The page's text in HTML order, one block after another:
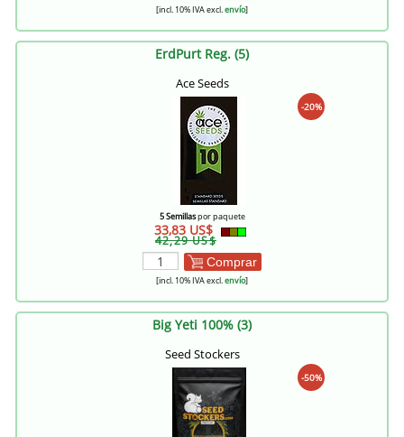
[incl. 10% IVA excl.envío]
ErdPurt Reg. (5)
Ace Seeds
-20%
5 Semillaspor paquete
33,83 US$
42,29 US$
Comprar
[incl. 10% IVA excl.envío]
Big Yeti 100% (3)
Seed Stockers
-50%